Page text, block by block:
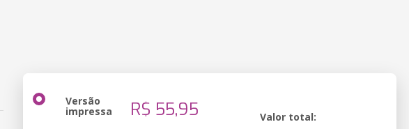
Versão
impressa R$ 55,95 Valor total: